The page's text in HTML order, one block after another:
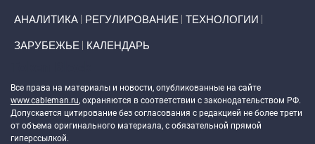
АНАЛИТИКА РЕГУЛИРОВАНИЕ ТЕХНОЛОГИИ
ЗАРУБЕЖЬЕ КАЛЕНДАРЬ
Все права на материалы и новости, опубликованные на сайте
www.cableman.ru, охраняются в соответствии с законодательством РФ.
Допускается цитирование без согласования с редакцией не более трети
от объема оригинального материала, с обязательной прямой
гиперссылкой.